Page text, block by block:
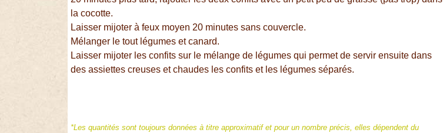
la cocotte.
Laisser mijoter à feux moyen 20 minutes sans couvercle.
Mélanger le tout légumes et canard.
Laisser mijoter les confits sur le mélange de légumes qui permet de servir ensuite dans
des assiettes creuses et chaudes les confits et les légumes séparés.
*Les quantités sont toujours données à titre approximatif et pour un nombre précis, elles dépendent du